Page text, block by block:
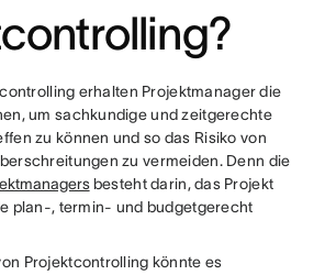
erhalten Projektmanager die
um sachkundige und zeitgerechte
zu können und so das Risiko von
zu vermeiden. Denn die
besteht darin, das Projekt
plan-, termin- und budgetgerecht
Projektcontrolling könnte es